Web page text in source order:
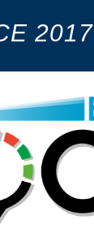
2017